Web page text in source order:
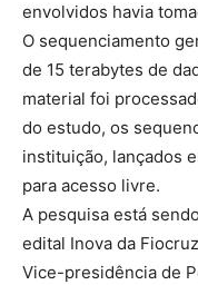
envolvidos havia
O sequenciamento
de 15 terabytes de
material foi
do estudo, os
instituição, lançados
para acesso livre.
A pesquisa está
edital Inova da
Vice-presidência de